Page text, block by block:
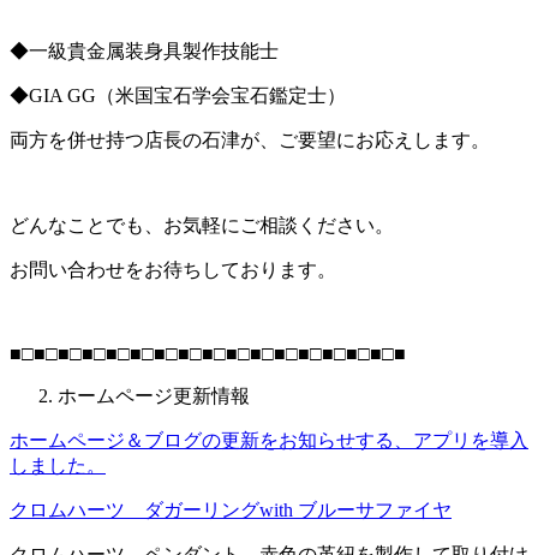
◆一級貴金属装身具製作技能士
◆GIA GG （米国宝石学会宝石鑑定士）
両方を併せ持つ店長の石津が、ご要望にお応えします。
どんなことでも、お気軽にご相談ください。
お問い合わせをお待ちしております。
■□■□■□■□■□■□■□■□■□■□■□■□■□■□■□■□■
ホームページ更新情報
ホームページ＆ブログの更新をお知らせする、アプリを導入
しました。
クロムハーツ ダガーリングwith ブルーサファイヤ